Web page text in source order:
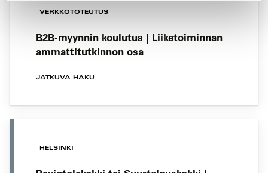
VERKKOTOTEUTUS
B2B-myynnin koulutus | Liiketoiminnan
ammattitutkinnon osa
JATKUVA HAKU
HELSINKI